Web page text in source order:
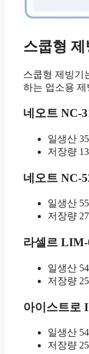
스쿱형 제
스쿱형 제빙기
하는 업소용
네오트 NC-
일생산
저장량
네오트 NC-
일생산
저장량
라셀르 LIM-
일생산
저장량
아이스트로
일생산
저장량